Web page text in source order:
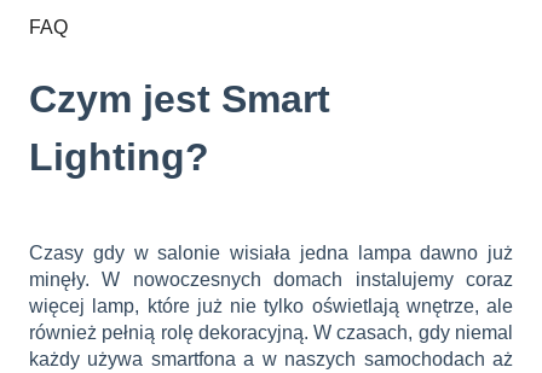
FAQ
Czym jest Smart
Lighting?
Czasy gdy w salonie wisiała jedna lampa dawno już
minęły. W nowoczesnych domach instalujemy coraz
więcej lamp, które już nie tylko oświetlają wnętrze, ale
również pełnią rolę dekoracyjną. W czasach, gdy niemal
każdy używa smartfona a w naszych samochodach aż